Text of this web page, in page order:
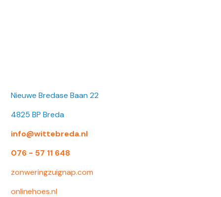
Nieuwe Bredase Baan 22
4825 BP Breda
info@wittebreda.nl
076 - 57 11 648
zonweringzuignap.com
onlinehoes.nl